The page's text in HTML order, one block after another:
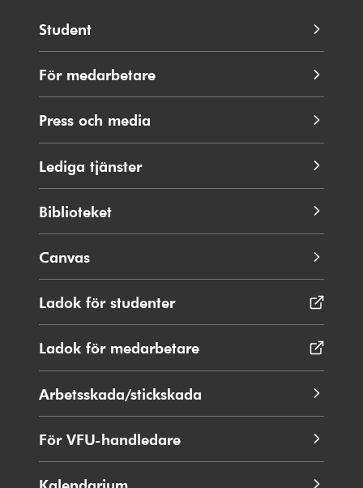
Student
För medarbetare
Press och media
Lediga tjänster
Biblioteket
Canvas
Ladok för studenterÖppnas
i
fönster
Ladok för medarbetare
i
fönster
Arbetsskada/stickskada
För VFU-handledare